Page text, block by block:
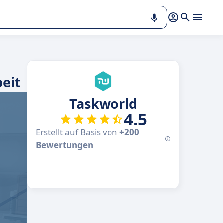
Taskworld
4.5
Erstellt auf Basis von +200
Bewertungen